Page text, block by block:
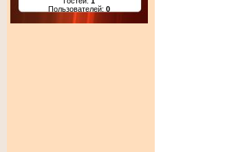
Пользователей: 0